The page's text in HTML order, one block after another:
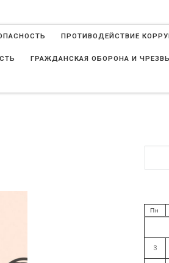
ПРОТИВОДЕЙСТВИЕ
ГРАЖДАНСКАЯ ОБОРОНА И
Пн
3